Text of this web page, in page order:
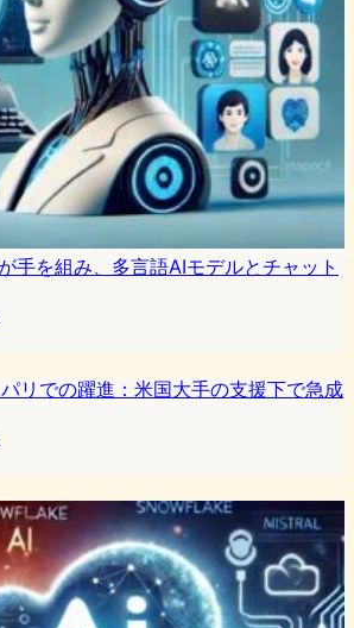
を組み、多言語AIモデルとチャット
リでの躍進：米国大手の支援下で急成